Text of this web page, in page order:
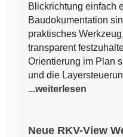
Blickrichtung einfach
Baudokumentation
praktisches
transparent
Orientierung im Plan
und die
...weiterlesen
Neue RKV-View